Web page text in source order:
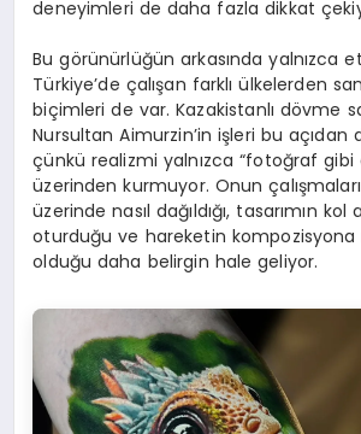
deneyimleri de daha fazla dikkat
Bu görünürlüğün arkasında yalnızca
Türkiye’de çalışan farklı ülkelerden
biçimleri de var. Kazakistanlı dövme
Nursultan Aimurzin’in işleri bu açıdan
çünkü realizmi yalnızca “fotoğraf gibi
üzerinden kurmuyor. Onun
üzerinde nasıl dağıldığı, tasarımın
oturduğu ve hareketin kompozisyona
olduğu daha belirgin hale geliyor.